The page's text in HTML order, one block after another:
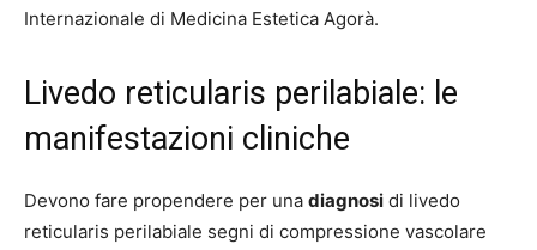
Internazionale di Medicina Estetica Agorà.
Livedo reticularis perilabiale: le
manifestazioni cliniche
Devono fare propendere per una diagnosi di livedo
reticularis perilabiale segni di compressione vascolare